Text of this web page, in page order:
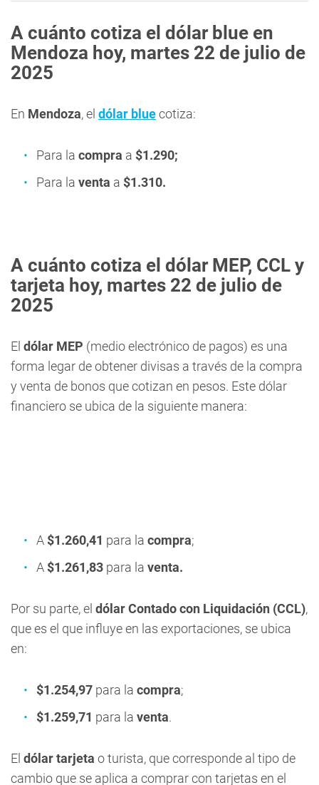
A cuánto cotiza el dólar blue en
Mendoza hoy, martes 22 de julio de
2025
En Mendoza, el dólar bluecotiza:
Para la compra a $1.290;
Para la venta a $1.310.
A cuánto cotiza el dólar MEP, CCL y
tarjeta hoy, martes 22 de julio de
2025
El dólar MEP (medio electrónico de pagos) es una
forma legar de obtener divisas a través de la compra
y venta de bonos que cotizan en pesos. Este dólar
financiero se ubica de la siguiente manera:
A $1.260,41 para la compra;
A $1.261,83 para la venta.
Por su parte, el dólar Contado con Liquidación (CCL),
que es el que influye en las exportaciones, se ubica
en:
$1.254,97 para la compra;
$1.259,71 para la venta.
El dólar tarjeta o turista, que corresponde al tipo de
cambio que se aplica a comprar con tarjetas en el